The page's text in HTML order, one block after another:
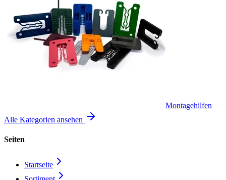
Montagehilfen
Alle Kategorien ansehen
Seiten
Startseite